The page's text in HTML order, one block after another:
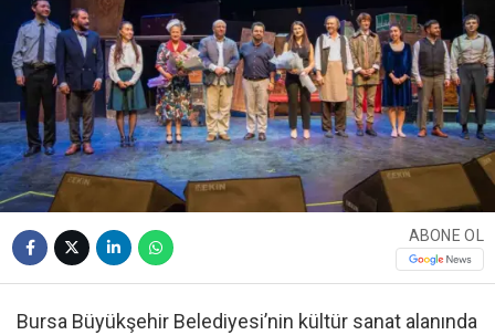
ABONE OL
Bursa Büyükşehir Belediyesi’nin kültür sanat alanında